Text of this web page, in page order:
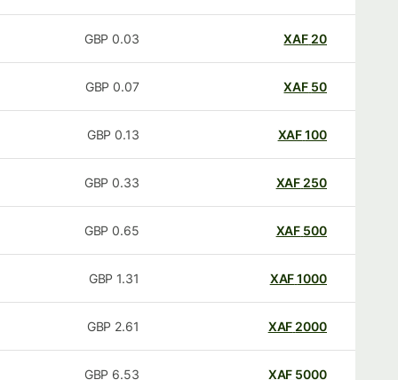
20
XAF
0.03
GBP
50
XAF
0.07
GBP
100
XAF
0.13
GBP
250
XAF
0.33
GBP
500
XAF
0.65
GBP
1000
XAF
1.31
GBP
2000
XAF
2.61
GBP
5000
XAF
6.53
GBP